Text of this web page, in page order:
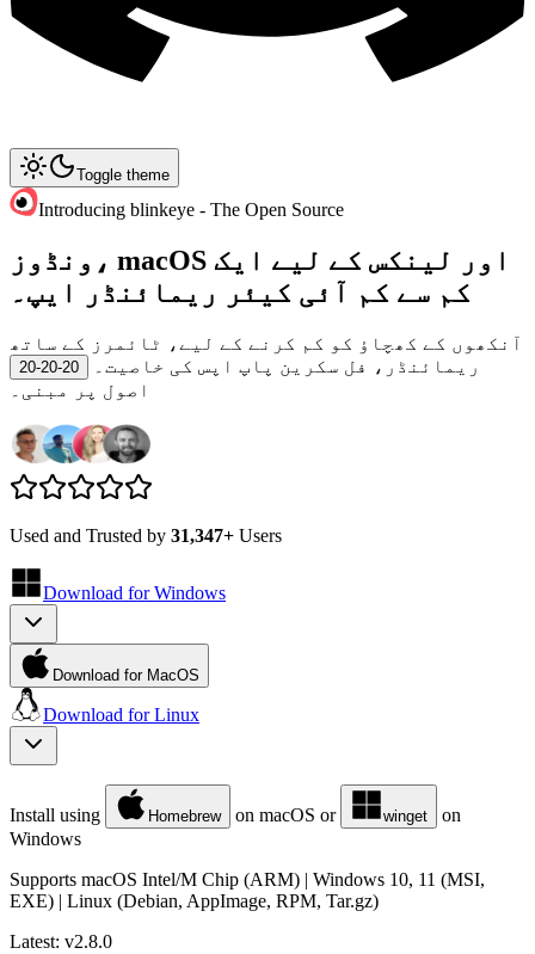
Toggle theme
Introducing blinkeye - The Open Source
ونڈوز، macOS اور لینکس کے لیے ایک
کم سے کم آئی کیئر ریمائنڈر ایپ۔
آنکھوں کے کھچاؤ کو کم کرنے کے لیے، ٹائمرز کے ساتھ
ریمائنڈر، فل سکرین پاپ اپس کی خاصیت۔
20-20-20
اصول پر مبنی۔
Used and Trusted by 31,347+ Users
Download forWindows
Download for MacOS
Download forLinux
Install using Homebrew on macOS or winget
on
Windows
Supports macOS Intel/M Chip (ARM) | Windows 10, 11 (MSI,
EXE) | Linux (Debian, AppImage, RPM, Tar.gz)
Latest: v2.8.0